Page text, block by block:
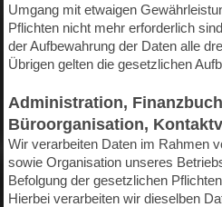
Umgang mit etwaigen
Pflichten nicht mehr erforderlich
der Aufbewahrung der Daten alle
Übrigen gelten die gesetzlichen
Administration,
Büroorganisation,
Wir verarbeiten Daten im Rahmen
sowie Organisation unseres
Befolgung der gesetzlichen
Hierbei verarbeiten wir dieselben